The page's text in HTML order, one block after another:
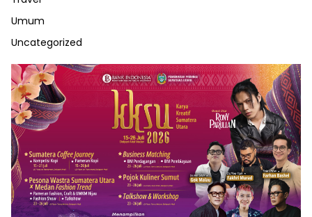
Umum
Uncategorized